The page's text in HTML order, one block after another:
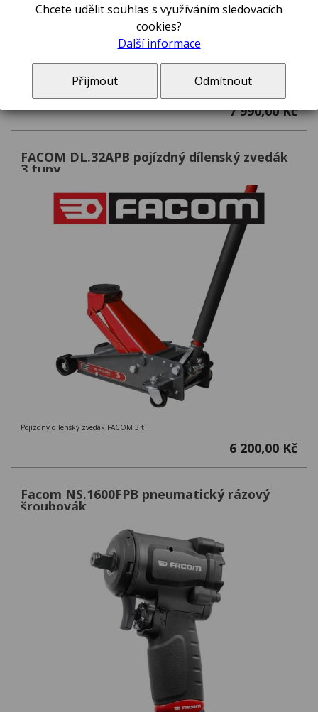
DL.2LP FACOM zvedák pojízdný nízkoprofilový 2t
7 990,00 Kč
FACOM DL.32APB pojízdný dílenský zvedák
3 tuny
Pojízdný dílenský zvedák FACOM 3 t
6 200,00 Kč
Facom NS.1600FPB pneumatický rázový
šroubovák
Chcete udělit souhlas s využíváním sledovacích
cookies?
Další informace
Přijmout Odmítnout